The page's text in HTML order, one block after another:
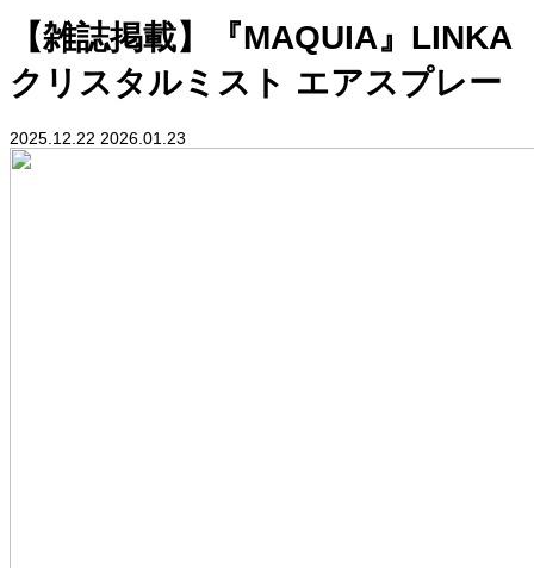
【雑誌掲載】『MAQUIA』LINKA
クリスタルミスト エアスプレー
2025.12.22 2026.01.23